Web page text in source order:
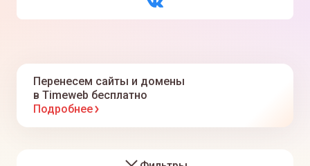
Перенесем сайты и домены
в Timeweb бесплатно
Подробнее